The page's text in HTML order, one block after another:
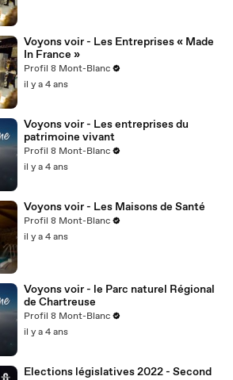
Voyons voir - Les Entreprises « Made
In France »
Profil 8 Mont-Blanc
il y a 4 ans
Voyons voir - Les entreprises du
patrimoine vivant
Profil 8 Mont-Blanc
il y a 4 ans
Voyons voir - Les Maisons de Santé
Profil 8 Mont-Blanc
il y a 4 ans
Voyons voir - le Parc naturel Régional
de Chartreuse
Profil 8 Mont-Blanc
il y a 4 ans
Elections législatives 2022 - Second